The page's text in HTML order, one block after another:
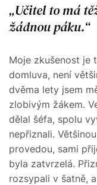
Učitel to má
žádnou páku.
Moje zkušenost je
domluva, není
dvěma lety jsem
zlobivým žákem.
dělal šéfa, spolu
nepřiznali.
provedou, sami
byla zatvrzelá.
rozsypali v šatně,